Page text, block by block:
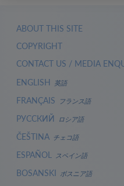
ABOUT THIS SITE
COPYRIGHT
CONTACT US / MEDIA
ENGLISH
英語
FRANÇAIS フランス語
РУССКИЙ ロシア語
ČEŠTINA チェコ語
ESPAÑOL スペイン語
BOSANSKI ボスニア語